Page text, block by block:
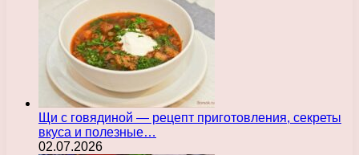
Щи с говядиной — рецепт приготовления, секреты
вкуса и полезные…
02.07.2026